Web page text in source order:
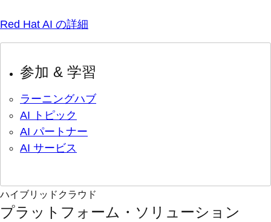
Red Hat AI の詳細
参加 & 学習
ラーニングハブ
AI トピック
AI パートナー
AI サービス
ハイブリッドクラウド
プラットフォーム・ソリューション